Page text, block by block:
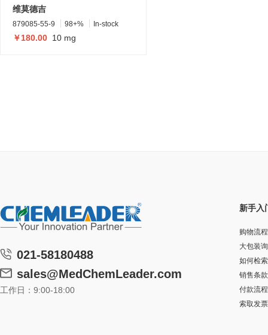
维莫德吉
879085-55-9 98+% In-stock
￥180.00 10 mg
021-58180488
sales@MedChemLeader.com
工作日：9:00-18:00
新手入
购物流程
大包装
如何检索
销售条款
付款流程
索取发票